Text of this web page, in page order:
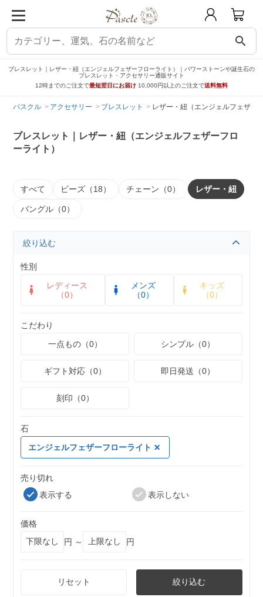
search
ブレスレット｜レザー・紐（エンジェルフェザーフローライト）｜パワーストーンや誕生石の
ブレスレット・アクセサリー通販サイト
12時までのご注文で最短翌日にお届け 10,000円以上のご注文で送料無料
パスクル アクセサリー ブレスレット レザー・紐（エンジェルフェザー
ブレスレット｜レザー・紐（エンジェルフェザーフロ
ーライト）
すべて ビーズ（18） チェーン（0） レザー・紐
バングル（0）
絞り込む
性別
レディース
（0）
メンズ
（0）
キッズ
（0）
こだわり
一点もの（0）
シンプル（0）
ギフト対応（0） 即日発送（0）
刻印（0）
石
エンジェルフェザーフローライト
売り切れ
表示する
表示しない
価格
円 ～
円
リセット 絞り込む